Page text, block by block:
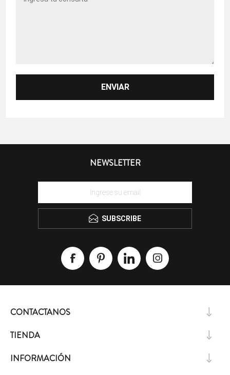
NEWSLETTER
SUBSCRIBE
CONTACTANOS
TIENDA
INFORMACIÓN